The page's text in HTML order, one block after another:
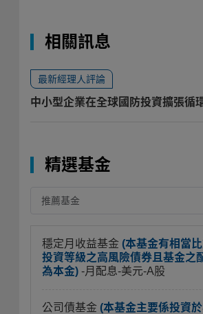
相關訊息
最新經理人評論
中小型企業在全球國防投資擴張循
精選基金
穩定月收益基金 (本基金有相當
投資等級之高風險債券且基金之
為本金) -月配息-美元-A股
公司債基金 (本基金主要係投資